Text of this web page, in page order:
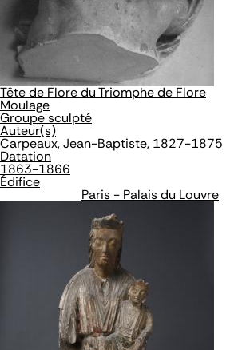
Tête de Flore du Triomphe de Flore
Moulage
Groupe sculpté
Auteur(s)
Carpeaux, Jean-Baptiste, 1827-1875
Datation
1863-1866
Édifice
Paris - Palais du Louvre